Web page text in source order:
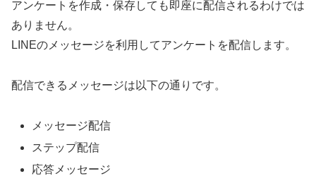
アンケートを作成・保存しても即座に配信されるわけでは
ありません。
LINEのメッセージを利用してアンケートを配信します。
配信できるメッセージは以下の通りです。
メッセージ配信
ステップ配信
応答メッセージ